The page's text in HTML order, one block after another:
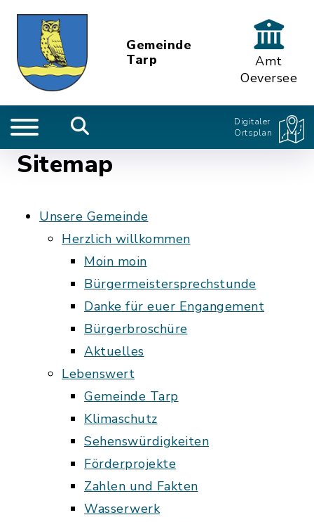
Gemeinde
Tarp
Amt
Oeversee
Digitaler
Ortsplan
Sitemap
Unsere Gemeinde
Herzlich willkommen
Moin moin
Bürgermeistersprechstunde
Danke für euer Engangement
Bürgerbroschüre
Aktuelles
Lebenswert
Gemeinde Tarp
Klimaschutz
Sehenswürdigkeiten
Förderprojekte
Zahlen und Fakten
Wasserwerk